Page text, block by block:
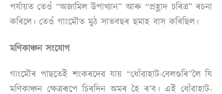
পৰ্যায়ত তেওঁ “অজামিল উপাখ্যান” আৰু “প্ৰহ্লাদ চৰিত্ৰ” ৰচনা
কৰিলে। তেওঁ গাংমৌত মুঠ সাতবছৰ ছমাহ বাস কৰিছিল।
মণিকাঞ্চন সংযোগ
গাংমৌৰ পাছতেই শংকৰদেৱ যায় “ধোঁৱাহাট-বেলগুৰি”লৈ যি
মণিকাঞ্চন ক্ষেত্ৰৰূপে চিৰদিন অমৰ হৈ ৰ’ব। এই ধোঁৱাহাট-